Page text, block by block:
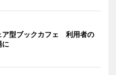
ア型ブックカフェ 利用者の
に